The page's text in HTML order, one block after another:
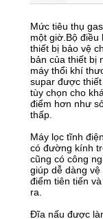
Mức tiêu thụ
một giờ.Bộ điều
thiết bị bảo vệ
bản của thiết bị
máy thổi khí
supar được
tùy chọn cho
điểm hơn như
thấp.
Máy lọc tĩnh
có đường kính
cũng có công
giúp dễ dàng
điểm tiên tiến
ra.
Đĩa nấu được